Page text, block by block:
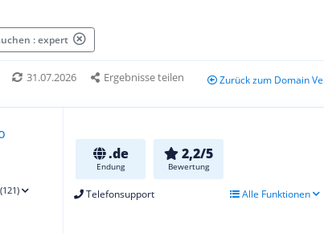
: expert
31.07.2026 Ergebnisse teilen Zurück zum Domain
.de
Endung
2,2/5
Bewertung
Telefonsupport Alle Funktionen
(121)